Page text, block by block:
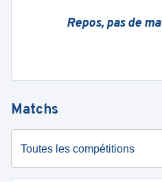
Repos, pas de
Matchs
Toutes les compétitions